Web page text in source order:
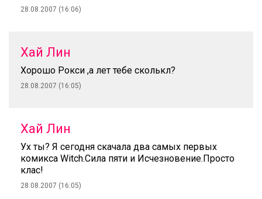
28.08.2007 (16:06)
Хай Лин
Хорошо Рокси ,а лет тебе сколькл?
28.08.2007 (16:05)
Хай Лин
Ух ты? Я сегодня скачала два самых первых
комикса Witch.Сила пяти и Исчезновение.Просто
клас!
28.08.2007 (16:05)